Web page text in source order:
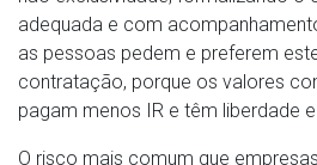
adequada e com
as pessoas pedem e preferem
contratação, porque os valores
pagam menos IR e têm liberdade
O risco mais comum que